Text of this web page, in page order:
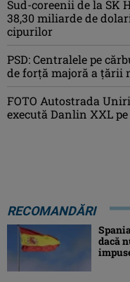
Sud-coreenii de la SK
38,30 miliarde de
cipurilor
PSD: Centralele pe
de forţă majoră a ţării
FOTO Autostrada
execută Danlin XXL
RECOMANDĂRI
dacă